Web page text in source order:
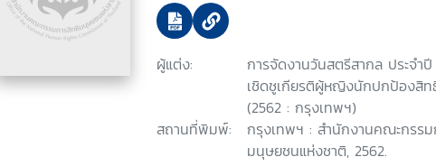
ผู้แต่ง:
การจัดงานวันสตรีสากล ประจำ
เชิดชูเกียรติผู้หญิงนักปกป้องสิ
(2562 : กรุงเทพฯ)
สถานที่พิมพ์:
กรุงเทพฯ : สำนักงานคณะกรรม
มนุษยชนแห่งชาติ, 2562.